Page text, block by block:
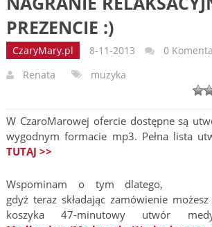
PREZENCIE :)
CzaryMary.pl 8-11-2013
0
Renata
muzyka
W CzaroMarowej ofercie dostępne są
wygodnym formacie mp3. Pełna lista
TUTAJ >>
Wspominam o tym dlatego,
gdyż teraz składając zamówienie
koszyka 47-minutowy utwór